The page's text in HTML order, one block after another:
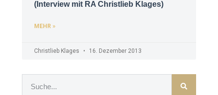
(Interview mit RA Christlieb Klages)
MEHR »
Christlieb Klages 16. Dezember 2013